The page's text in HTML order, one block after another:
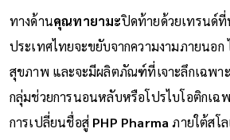
ทางด้านคุณทายามะปิดท้ายด้วยเทรนด์ที่
ประเทศไทยจะขยับจากความงามภายนอก
สุขภาพ และจะมีผลิตภัณฑ์ที่เจาะลึกเฉพา
กลุ่มช่วยการนอนหลับหรือโปรไบโอติกเฉ
การเปลี่ยนชื่อสู่ PHP Pharma ภายใต้สโ